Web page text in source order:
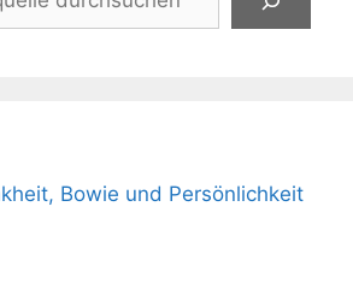
Bowie und Persönlichkeit